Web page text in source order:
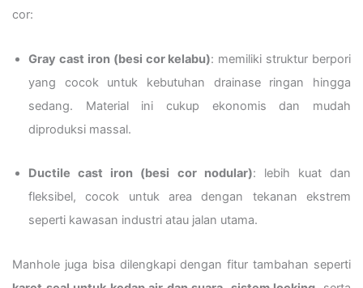
cor:
Gray cast iron (besi cor kelabu): memiliki struktur berpori
yang cocok untuk kebutuhan drainase ringan hingga
sedang. Material ini cukup ekonomis dan mudah
diproduksi massal.
Ductile cast iron (besi cor nodular): lebih kuat dan
fleksibel, cocok untuk area dengan tekanan ekstrem
seperti kawasan industri atau jalan utama.
Manhole juga bisa dilengkapi dengan fitur tambahan seperti